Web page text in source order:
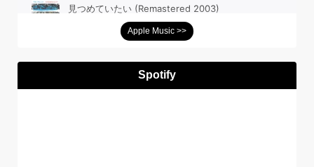
Apple Music >>
Spotify